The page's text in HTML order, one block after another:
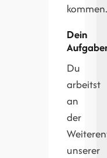
Dein
Du
arbeitst
an
der
unserer